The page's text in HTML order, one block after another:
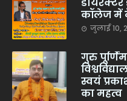
कॉलेज में
जुलाई 10,
गुरु
स्वयं
का महत्व